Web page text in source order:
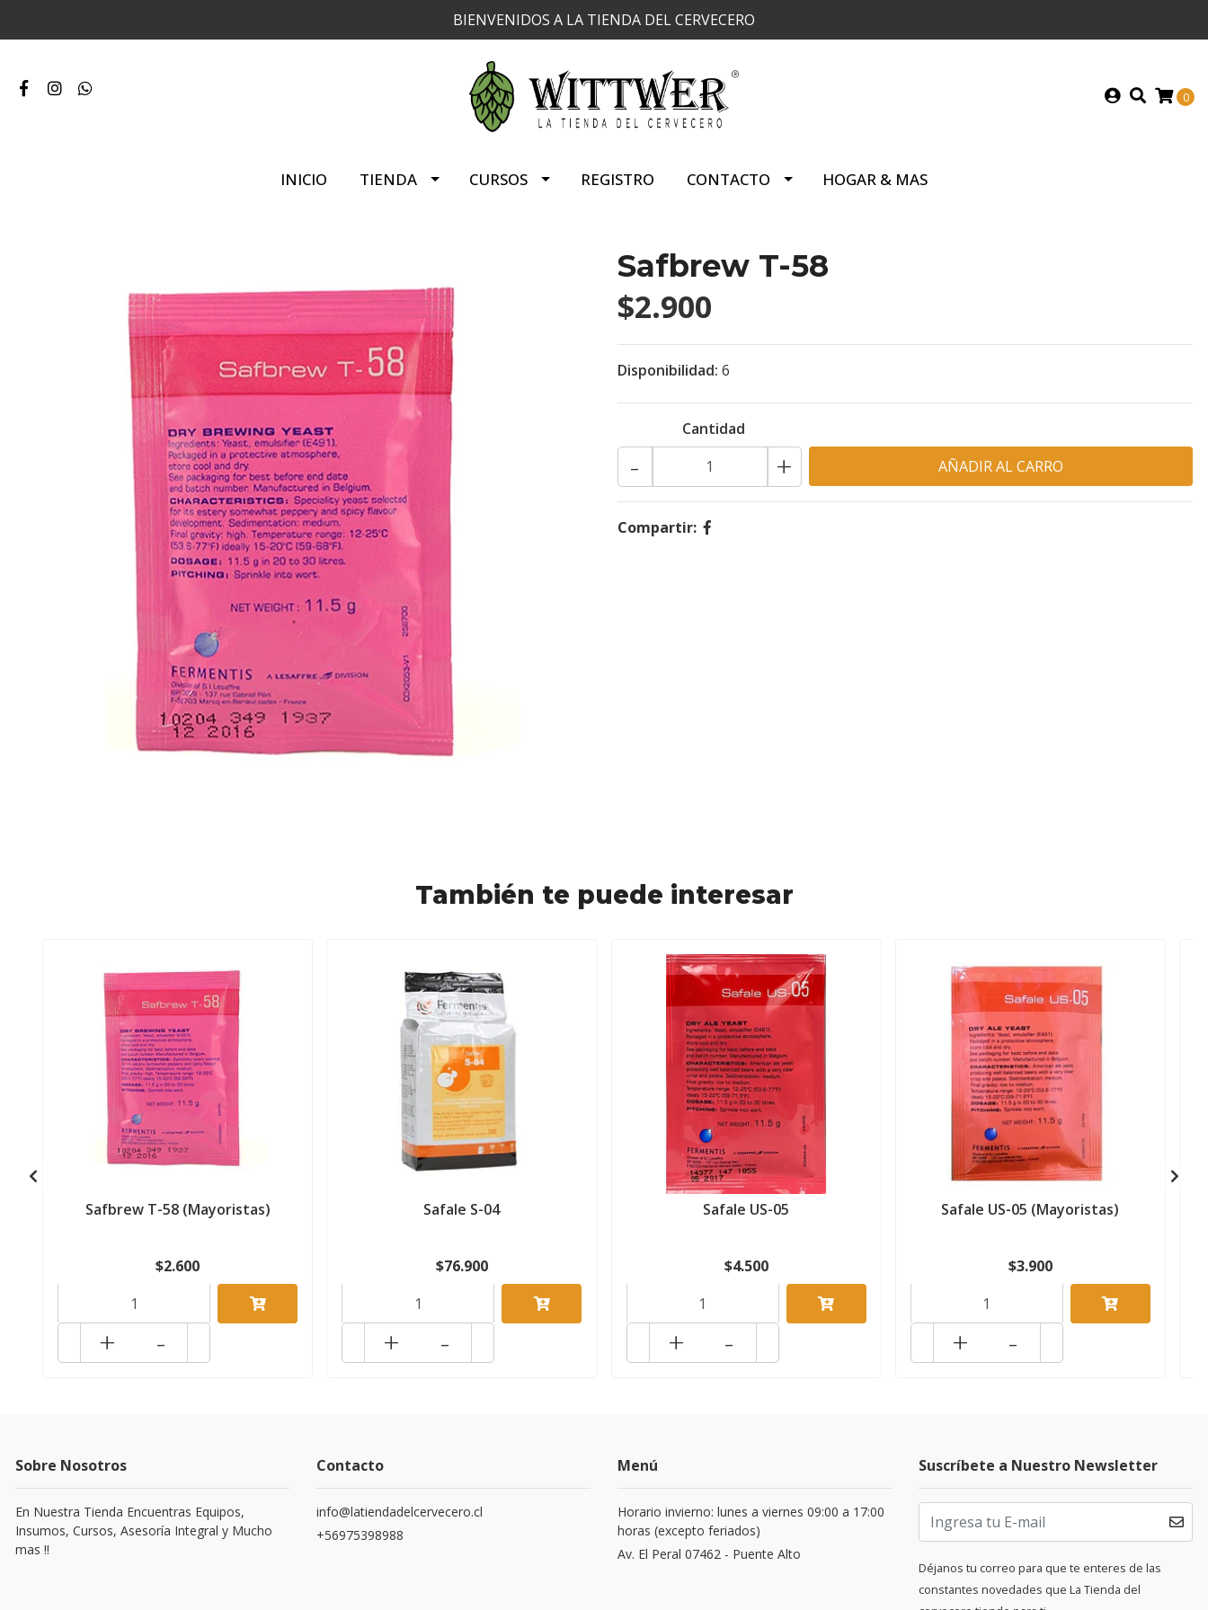
BIENVENIDOS A LA TIENDA DEL CERVECERO
0
INICIO TIENDA CURSOS REGISTRO CONTACTO HOGAR & MAS
Safbrew T-58
$2.900
Disponibilidad: 6
Cantidad
- +
Compartir:
También te puede interesar
Safbrew T-58 (Mayoristas)
$2.600
+ -
Safale S-04
$76.900
+ -
Safale US-05
$4.500
+ -
Safale US-05 (Mayoristas)
$3.900
+ -
Sobre Nosotros
En Nuestra Tienda Encuentras Equipos,
Insumos, Cursos, Asesoría Integral y Mucho
mas !!
Contacto
info@latiendadelcervecero.cl
+56975398988
Menú
Horario invierno: lunes a viernes 09:00 a 17:00
horas (excepto feriados)
Av. El Peral 07462 - Puente Alto
Suscríbete a Nuestro Newsletter
Déjanos tu correo para que te enteres de las
constantes novedades que La Tienda del